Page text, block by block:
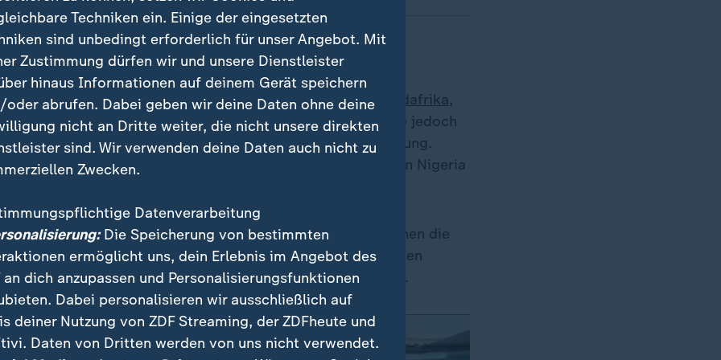
auf eine bessere Zukunft
leben etwa 3,3 Millionen Einwanderer in Südafrika,
Prozent der Gesamtbevölkerung. Die Dunkelziffer dürfte jedoch
für viele Afrikaner gilt das Land am Kap als Ort der Hoffnung.
Malawi, Simbabwe oder auch aus dem westafrikanischen Nigeria
eine bessere Zukunft.
der "March and March"-Bewegung geht unter ihnen die
um ihre Sicherheit, einige ihrer Herkunftsstaaten haben
um die Menschen zurück in ihre Heimat zu bringen.
Techniken ein. Einige der eingesetzten
sind unbedingt erforderlich für unser Angebot. Mit
Zustimmung dürfen wir und unsere Dienstleister
hinaus Informationen auf deinem Gerät speichern
oder abrufen. Dabei geben wir deine Daten ohne deine
nicht an Dritte weiter, die nicht unsere direkten
sind. Wir verwenden deine Daten auch nicht zu
Zwecken.
Datenverarbeitung
Die Speicherung von bestimmten
ermöglicht uns, dein Erlebnis im Angebot des
an dich anzupassen und Personalisierungsfunktionen
Dabei personalisieren wir ausschließlich auf
deiner Nutzung von ZDF Streaming, der ZDFheute und
Daten von Dritten werden von uns nicht verwendet.